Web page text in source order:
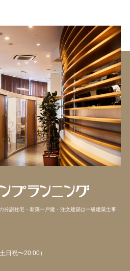
分譲住宅・新築一戸建・注文建築は一級建築士事
日祝〜20:00）